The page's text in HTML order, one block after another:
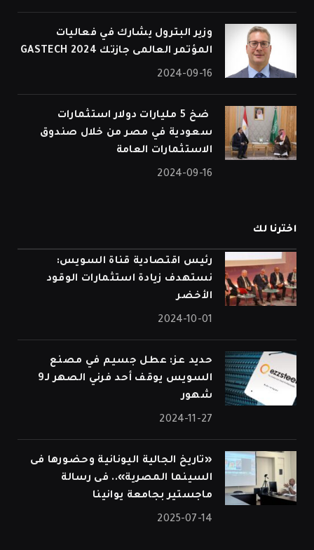
وزير البترول يشارك في فعاليات
المؤتمر العالمى جازتك 2024 GASTECH
2024-09-16
⁠ ضخ 5 مليارات دولار استثمارات
سعودية في مصر من خلال صندوق
الاستثمارات العامة
2024-09-16
اخترنا لك
رئيس اقتصادية قناة السويس:
نستهدف زيادة استثمارات الوقود
الأخضر
2024-10-01
حديد عز: عطل جسيم في مصنع
السويس يوقف أحد فرني الصهر لـ9
شهور
2024-11-27
«تاريخ الجالية اليونانية وحضورها فى
السينما المصرية».. فى رسالة
ماجستير بجامعة يوانينا
2025-07-14